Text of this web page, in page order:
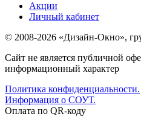
Акции
Личный кабинет
© 2008-2026 «Дизайн-Окно»,
Сайт не является публичной
информационный характер
Политика конфиденциальности.
Информация о СОУТ.
Оплата по QR-коду